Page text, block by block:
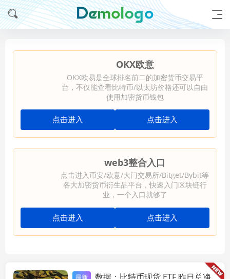
OKX欧意
OKX欧易是全球排名前二的加密货币交易平
台，不仅能查看比特币/以太坊价格还可以自由
使用加密货币钱包
点击进入 点击进入
web3整合入口
点击进入币安/欧意/大门交易所/Bitget/Bybit等
各大加密货币衍生品平台，快速入门区块链行
业，一个入口就够了
点击进入 点击进入
最新